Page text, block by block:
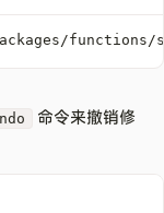
命令来撤销修